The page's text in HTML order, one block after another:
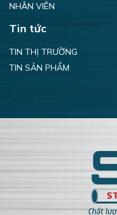
NHÂN VIÊN
Tin tức
TIN THỊ TRƯỜNG
TIN SẢN PHẨM